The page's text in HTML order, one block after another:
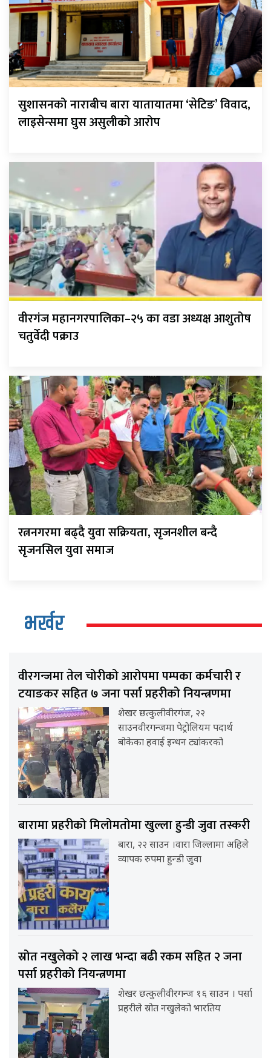
सुशासनको नाराबीच बारा यातायातमा ‘सेटिङ’ विवाद,
लाइसेन्समा घुस असुलीको आरोप
वीरगंज महानगरपालिका–२५ का वडा अध्यक्ष आशुतोष
चतुर्वेदी पक्राउ
रत्ननगरमा बढ्दै युवा सक्रियता, सृजनशील बन्दै
सृजनसिल युवा समाज
भर्खर
वीरगन्जमा तेल चोरीको आरोपमा पम्पका कर्मचारी र
टयाङकर सहित ७ जना पर्सा प्रहरीको नियन्त्रणमा
शेखर छत्कुलीवीरगंज, २२
साउनवीरगन्जमा पेट्रोलियम पदार्थ
बोकेका हवाई इन्धन ट्यांकरको
बारामा प्रहरीको मिलोमतोमा खुल्ला हुन्डी जुवा तस्करी
बारा, २२ साउन ।वारा जिल्लामा अहिले
व्यापक रुपमा हुन्डी जुवा
स्रोत नखुलेको २ लाख भन्दा बढी रकम सहित २ जना
पर्सा प्रहरीको नियन्त्रणमा
शेखर छत्कुलीवीरगन्ज १६ साउन । पर्सा
प्रहरीले स्रोत नखुलेको भारतिय